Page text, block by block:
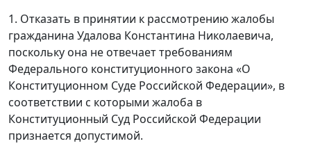
1. Отказать в принятии к рассмотрению жалобы
гражданина Удалова Константина Николаевича,
поскольку она не отвечает требованиям
Федерального конституционного закона «О
Конституционном Суде Российской Федерации», в
соответствии с которыми жалоба в
Конституционный Суд Российской Федерации
признается допустимой.